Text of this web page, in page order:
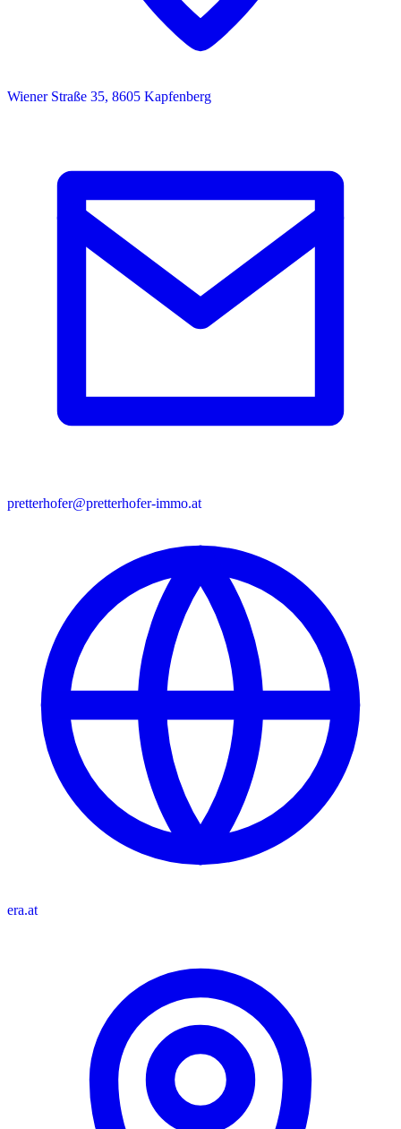
Wiener Straße 35, 8605 Kapfenberg
pretterhofer@pretterhofer-immo.at
era.at